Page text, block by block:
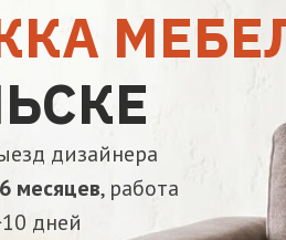
дизайнера
месяцев, работа
дней